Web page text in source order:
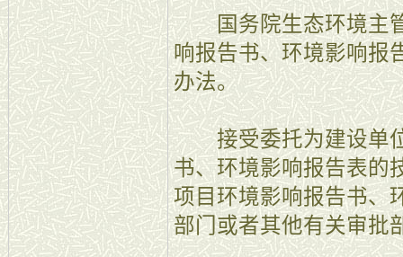
国务院生态环境主管
响报告书、环境影响报
办法。
接受委托为建设单位
书、环境影响报告表的
项目环境影响报告书、
部门或者其他有关审批